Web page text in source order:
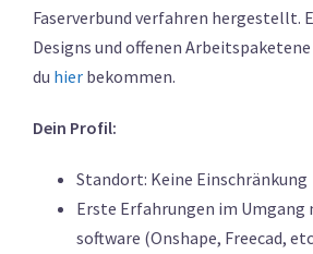
Faserverbund verfahren hergestellt.
Designs und offenen
du hier bekommen.
Dein Profil:
Standort: Keine Einschränkung
Erste Erfahrungen im Umgang
software (Onshape, Freecad,